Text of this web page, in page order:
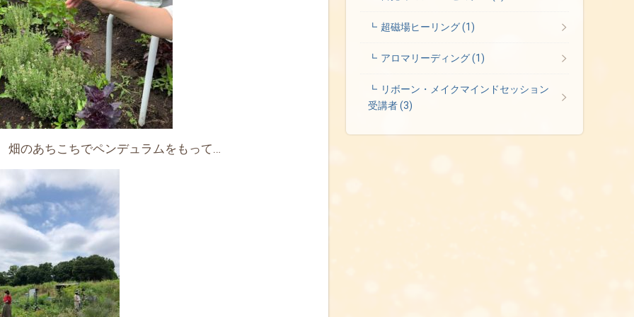
のあちこちでペンデュラムをもって…
超磁場ヒーリング(1)
アロマリーディング(1)
リボーン・メイクマインドセッション
受講者(3)